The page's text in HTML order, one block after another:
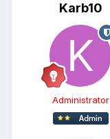
Karb10
Administrator